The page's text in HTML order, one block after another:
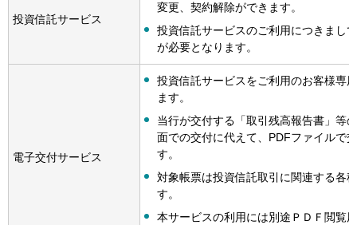
投資信託サービス
変更、契約解除ができます。
投資信託サービスのご利用につきまし
が必要となります。
電子交付サービス
投資信託サービスをご利用のお客様専
ます。
当行が交付する「取引残高報告書」等
面での交付に代えて、PDFファイルで
す。
対象帳票は投資信託取引に関連する各
す。
本サービスの利用には別途ＰＤＦ閲覧